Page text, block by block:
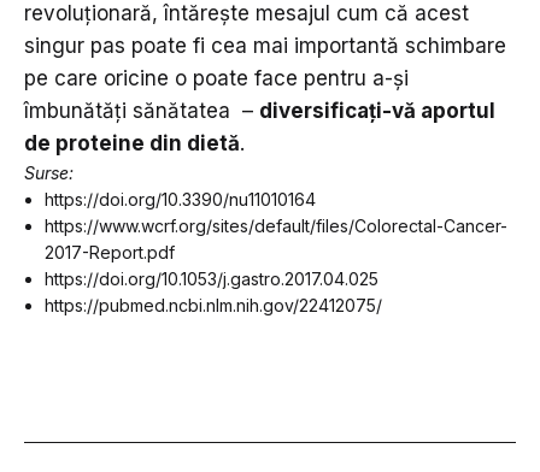
revoluționară, întărește mesajul cum că acest
singur pas poate fi cea mai importantă schimbare
pe care oricine o poate face pentru a-și
îmbunătăți sănătatea – diversificați-vă aportul
de proteine din dietă.
Surse:
https://doi.org/10.3390/nu11010164
https://www.wcrf.org/sites/default/files/Colorectal-Cancer-
2017-Report.pdf
https://doi.org/10.1053/j.gastro.2017.04.025
https://pubmed.ncbi.nlm.nih.gov/22412075/